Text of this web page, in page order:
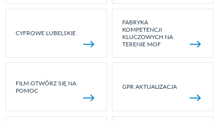
CYFROWE LUBELSKIE
FABRYKA
KOMPETENCJI
KLUCZOWYCH NA
TERENIE MOF
FILM OTWÓRZ SIĘ NA
POMOC
GPR AKTUALIZACJA